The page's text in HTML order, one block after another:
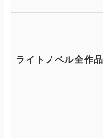
ライトノベル全作品